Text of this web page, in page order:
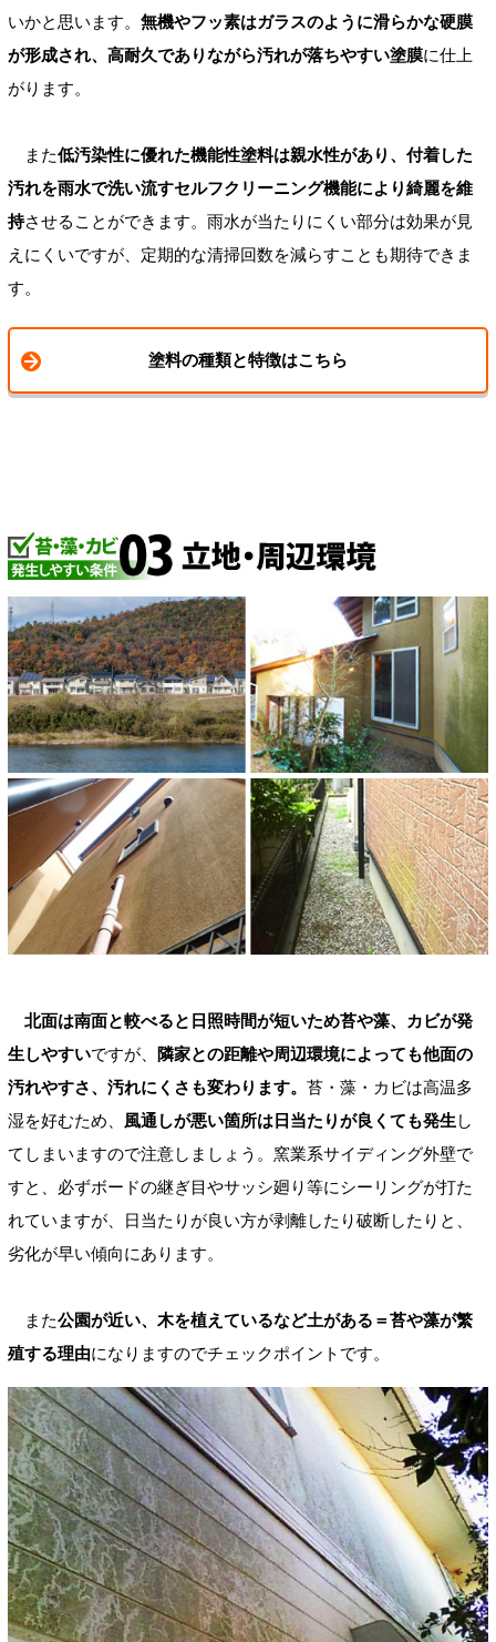
いかと思います。 無機やフッ素はガラスのように滑らかな硬膜
が形成され、高耐久でありながら汚れが落ちやすい塗膜に仕上
がります。
また低汚染性に優れた機能性塗料は親水性があり、付着した
汚れを雨水で洗い流すセルフクリーニング機能により綺麗を維
持させることができます。雨水が当たりにくい部分は効果が見
えにくいですが、定期的な清掃回数を減らすことも期待できま
す。
塗料の種類と特徴はこちら
北面は南面と較べると日照時間が短いため苔や藻、カビが発
生しやすいですが、
隣家との距離や周辺環境によっても他面の
汚れやすさ、汚れにくさも変わります。 苔・藻・カビは高温多
湿を好むため、 風通しが悪い箇所は日当たりが良くても発生 し
てしまいますので注意しましょう。窯業系サイディング外壁で
すと、必ずボードの継ぎ目やサッシ廻り等にシーリングが打た
れていますが、日当たりが良い方が剥離したり破断したりと、
劣化が早い傾向にあります。
また公園が近い、木を植えているなど土がある＝苔や藻が繁
殖する理由になりますのでチェックポイントです。